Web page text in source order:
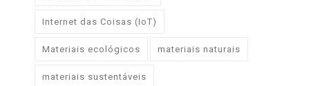
Internet das Coisas (IoT)
Materiais ecológicos materiais naturais
materiais sustentáveis